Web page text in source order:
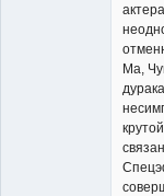
Ма,